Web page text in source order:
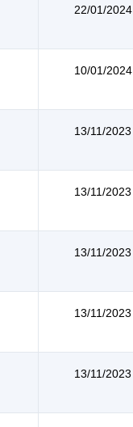
22/01/2024
10/01/2024
13/11/2023
13/11/2023
13/11/2023
13/11/2023
13/11/2023